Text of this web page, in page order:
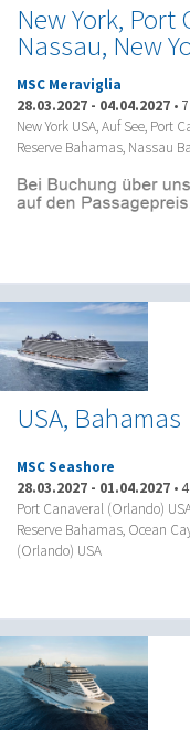
New York, Port
Nassau, New
MSC Meraviglia
28.03.2027 - 04.04.2027 •
New York USA, Auf See, Port
Reserve Bahamas, Nassau
USA, Bahamas
MSC Seashore
28.03.2027 - 01.04.2027 •
Port Canaveral (Orlando)
Reserve Bahamas, Ocean
(Orlando) USA